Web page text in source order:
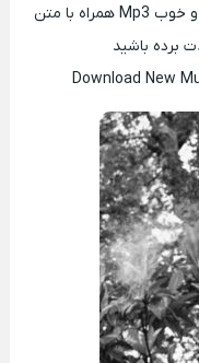
وینستون سلامتیت زدم را با کیفیت عالی و خوب Mp3 همراه با متن
برده باشید
Download New